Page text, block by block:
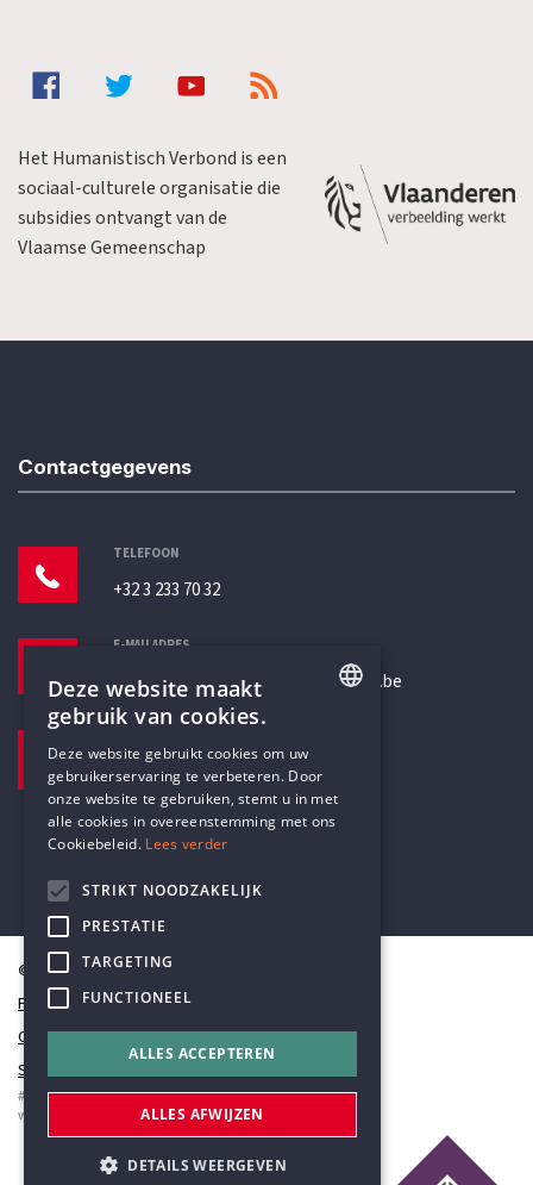
Het Humanistisch Verbond is een
sociaal-culturele organisatie die
subsidies ontvangt van de
Vlaamse Gemeenschap
Contactgegevens
TELEFOON
+32 3 233 70 32
E-MAILADRES
secretariaat@humanistischverbond.be
Pottenbrug 4
Antwerpen, 2000
© Humanistisch Verbond 2026
Privacy
Cookiestatement
Sitemap
#codedwithlove byCodelines
webapplicaties
mobiele apps&maatwerk websites
DUTCH
Deze website maakt
gebruik van cookies.
Deze website gebruikt cookies om uw
gebruikerservaring te verbeteren. Door
onze website te gebruiken, stemt u in met
alle cookies in overeenstemming met ons
Cookiebeleid. Lees verder
STRIKT NOODZAKELIJK
PRESTATIE
TARGETING
FUNCTIONEEL
ALLES ACCEPTEREN
ALLES AFWIJZEN
DETAILS WEERGEVEN